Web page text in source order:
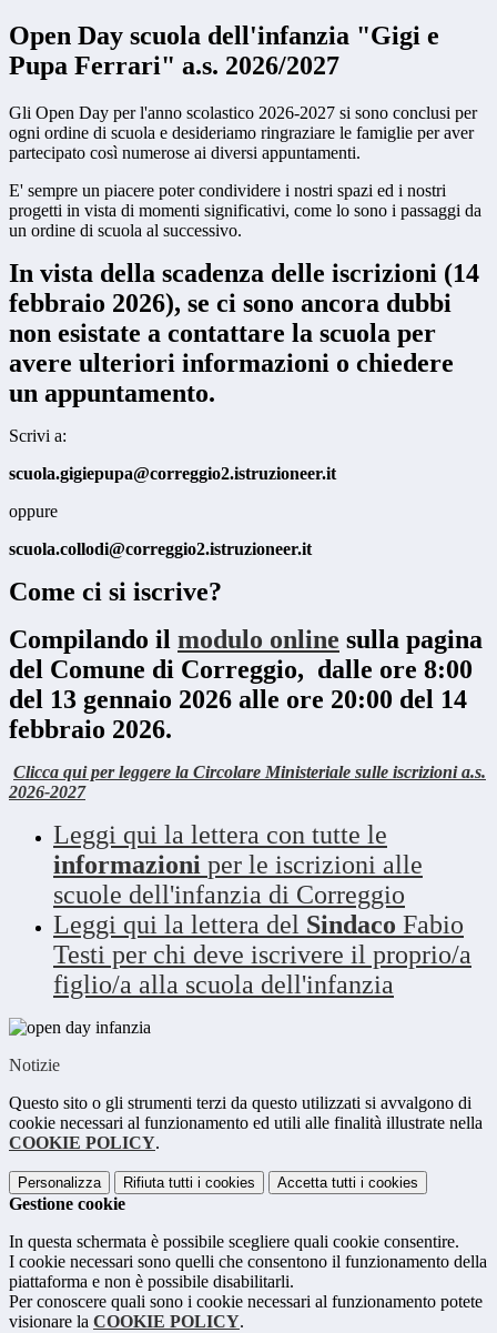
Open Day scuola dell'infanzia "Gigi e
Pupa Ferrari" a.s. 2026/2027
Gli Open Day per l'anno scolastico 2026-2027 si sono conclusi per
ogni ordine di scuola e desideriamo ringraziare le famiglie per aver
partecipato così numerose ai diversi appuntamenti.
E' sempre un piacere poter condividere i nostri spazi ed i nostri
progetti in vista di momenti significativi, come lo sono i passaggi da
un ordine di scuola al successivo.
In vista della scadenza delle iscrizioni (14
febbraio 2026), se ci sono ancora dubbi
non esistate a contattare la scuola per
avere ulteriori informazioni o chiedere
un appuntamento.
Scrivi a:
scuola.gigiepupa@correggio2.istruzioneer.it
oppure
scuola.collodi@correggio2.istruzioneer.it
Come ci si iscrive?
Compilando il modulo online sulla pagina
del Comune di Correggio, dalle ore 8:00
del 13 gennaio 2026 alle ore 20:00 del 14
febbraio 2026.
Clicca qui per leggere la Circolare Ministeriale sulle iscrizioni a.s.
2026-2027
Leggi qui la lettera con tutte le
informazioni per le iscrizioni alle
scuole dell'infanzia di Correggio
Leggi qui la lettera del Sindaco Fabio
Testi per chi deve iscrivere il proprio/a
figlio/a alla scuola dell'infanzia
Notizie
Questo sito o gli strumenti terzi da questo utilizzati si avvalgono di
cookie necessari al funzionamento ed utili alle finalità illustrate nella
COOKIE POLICY.
Personalizza Rifiuta tutti i cookies Accetta tutti i cookies
Gestione cookie
In questa schermata è possibile scegliere quali cookie consentire.
I cookie necessari sono quelli che consentono il funzionamento della
piattaforma e non è possibile disabilitarli.
Per conoscere quali sono i cookie necessari al funzionamento potete
visionare la COOKIE POLICY.